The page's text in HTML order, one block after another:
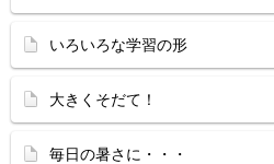
いろいろな学習の形
大きくそだて！
毎日の暑さに・・・